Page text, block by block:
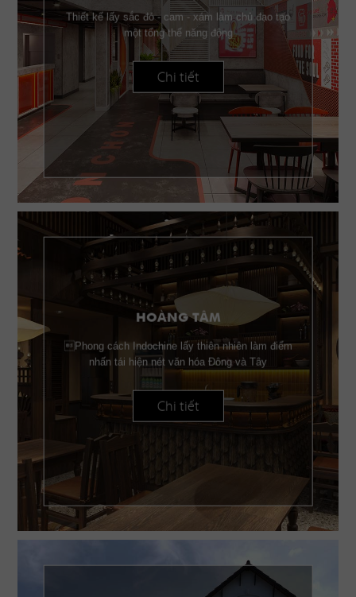
Thiết kế lấy sắc đỏ - cam - xám làm chủ đạo tạo
một tổng thể năng động
Chi tiết
HOÀNG TÂM
Phong cách Indochine lấy thiên nhiên làm điểm
nhấn tái hiện nét văn hóa Đông và Tây
Chi tiết